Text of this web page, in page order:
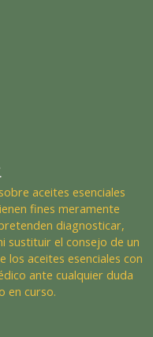
aceites esenciales
fines meramente
diagnosticar,
sustituir el consejo de un
los aceites esenciales con
ante cualquier duda
en curso.